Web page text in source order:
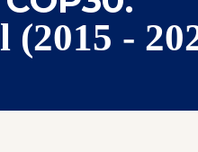
(2015 -